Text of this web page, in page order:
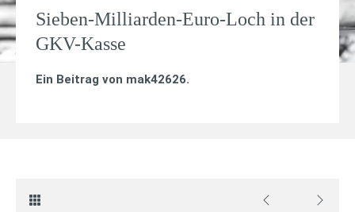
Sieben-Milliarden-Euro-Loch in der
GKV-Kasse
Ein Beitrag von mak42626.